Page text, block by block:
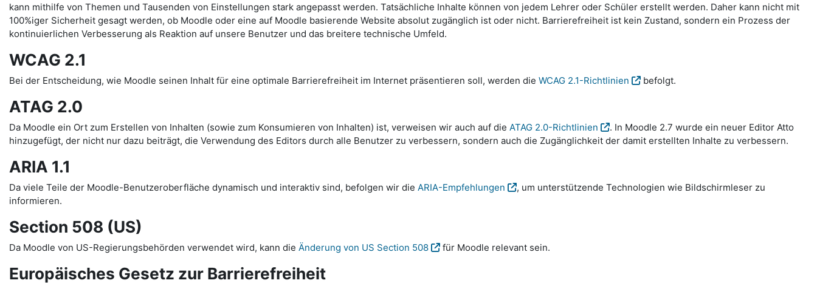
kann mithilfe von Themen und Tausenden von Einstellungen stark angepasst werden. Tatsächliche Inhalte können von jedem Lehrer oder Schüler erstellt werden. Daher kann nicht mit
100%iger Sicherheit gesagt werden, ob Moodle oder eine auf Moodle basierende Website absolut zugänglich ist oder nicht. Barrierefreiheit ist kein Zustand, sondern ein Prozess der
kontinuierlichen Verbesserung als Reaktion auf unsere Benutzer und das breitere technische Umfeld.
WCAG 2.1
Bei der Entscheidung, wie Moodle seinen Inhalt für eine optimale Barrierefreiheit im Internet präsentieren soll, werden die WCAG 2.1-Richtlinien befolgt.
ATAG 2.0
Da Moodle ein Ort zum Erstellen von Inhalten (sowie zum Konsumieren von Inhalten) ist, verweisen wir auch auf die ATAG 2.0-Richtlinien
. In Moodle 2.7 wurde ein neuer Editor Atto
hinzugefügt, der nicht nur dazu beiträgt, die Verwendung des Editors durch alle Benutzer zu verbessern, sondern auch die Zugänglichkeit der damit erstellten Inhalte zu verbessern.
ARIA 1.1
Da viele Teile der Moodle-Benutzeroberfläche dynamisch und interaktiv sind, befolgen wir die ARIA-Empfehlungen
, um unterstützende Technologien wie Bildschirmleser zu
informieren.
Section 508 (US)
Da Moodle von US-Regierungsbehörden verwendet wird, kann die Änderung von US Section 508 für Moodle relevant sein.
Europäisches Gesetz zur Barrierefreiheit